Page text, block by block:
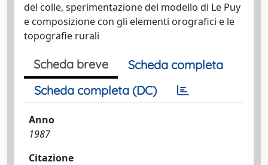
del colle, sperimentazione del modello di Le Puy
e composizione con gli elementi orografici e le
topografie rurali
Scheda breve
Scheda completa
Scheda completa (DC)
Anno
1987
Citazione